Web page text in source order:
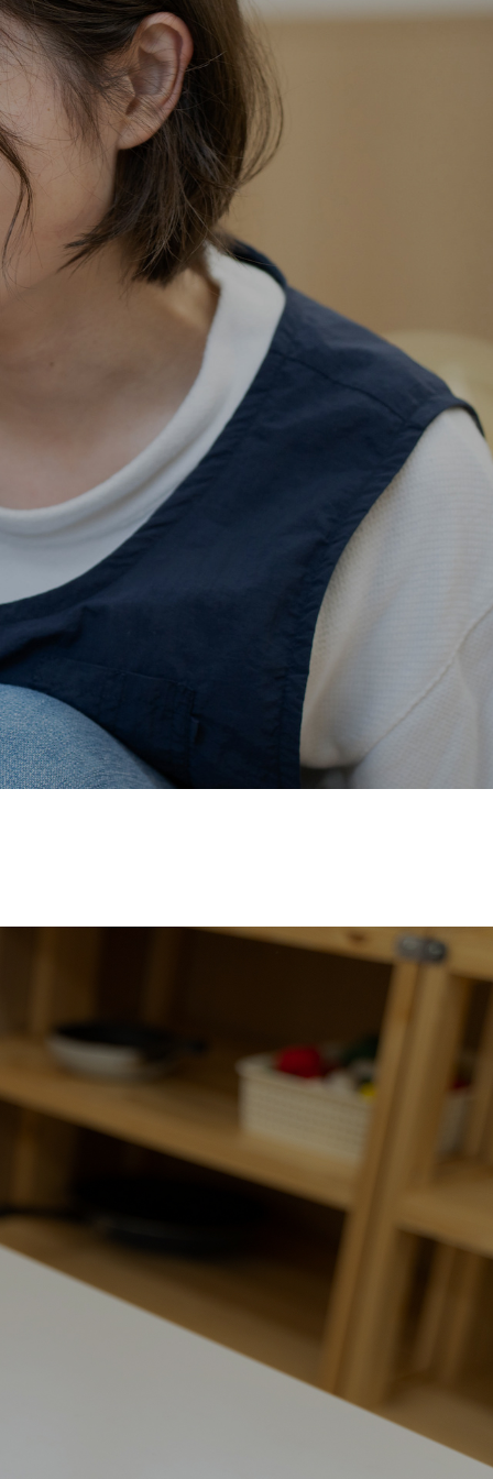
れ、厚生労働省の 【えるぼし認定(☆☆)】 を受けまし